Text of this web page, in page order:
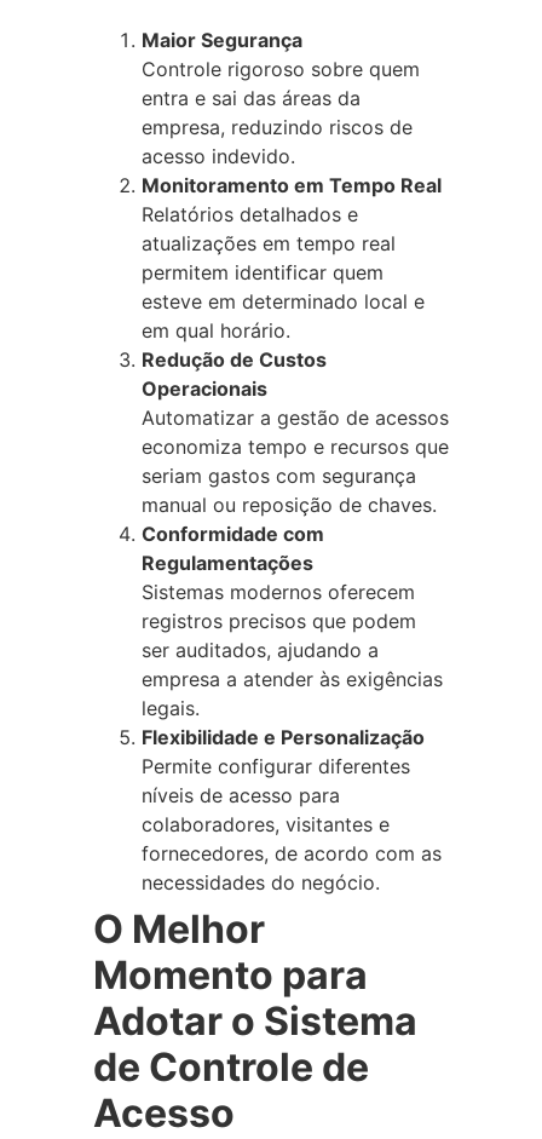
Maior Segurança
Controle rigoroso sobre quem
entra e sai das áreas da
empresa, reduzindo riscos de
acesso indevido.
Monitoramento em Tempo Real
Relatórios detalhados e
atualizações em tempo real
permitem identificar quem
esteve em determinado local e
em qual horário.
Redução de Custos
Operacionais
Automatizar a gestão de acessos
economiza tempo e recursos que
seriam gastos com segurança
manual ou reposição de chaves.
Conformidade com
Regulamentações
Sistemas modernos oferecem
registros precisos que podem
ser auditados, ajudando a
empresa a atender às exigências
legais.
Flexibilidade e Personalização
Permite configurar diferentes
níveis de acesso para
colaboradores, visitantes e
fornecedores, de acordo com as
necessidades do negócio.
O Melhor
Momento para
Adotar o Sistema
de Controle de
Acesso